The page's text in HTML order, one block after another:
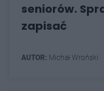
seniorów.
zapisać
AUTOR: Michał Wroński